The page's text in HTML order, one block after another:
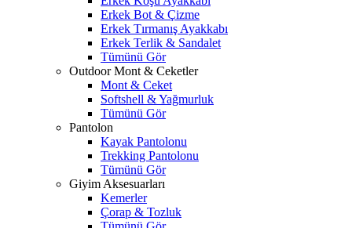
Erkek Bot & Çizme
Erkek Tırmanış Ayakkabı
Erkek Terlik & Sandalet
Tümünü Gör
Outdoor Mont & Ceketler
Mont & Ceket
Softshell & Yağmurluk
Tümünü Gör
Pantolon
Kayak Pantolonu
Trekking Pantolonu
Tümünü Gör
Giyim Aksesuarları
Kemerler
Çorap & Tozluk